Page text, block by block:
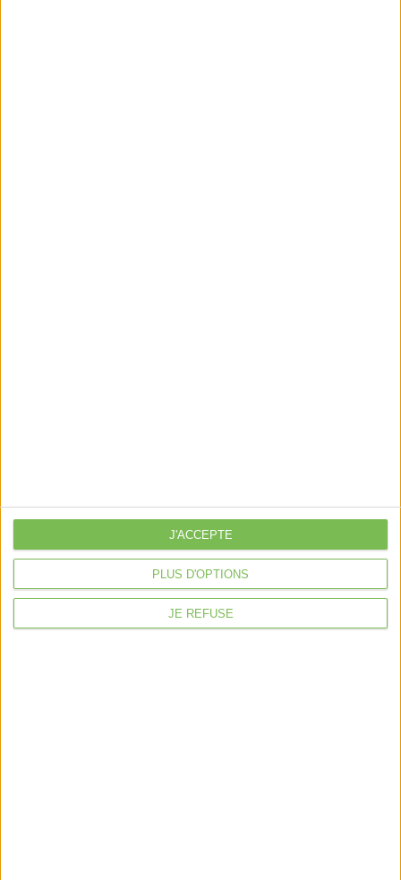
PLUS D'OPTIONS
JE REFUSE
J'ACCEPTE
libérale
Je sécurise mon activité
Violette la comptable
Déclaration Impôt sur le Revenu